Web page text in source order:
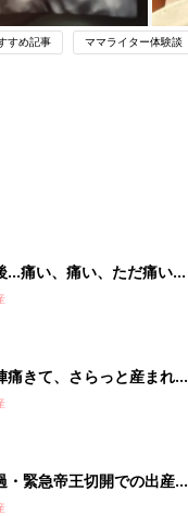
すめ記事 ママライター体験談
…痛い、痛い、ただ痛い
育児劇場 #81】
痛きて、さらっと産まれて
！…が、緊急帝王切開に
・緊急帝王切開での出産。
会うことが何よりのモチベ